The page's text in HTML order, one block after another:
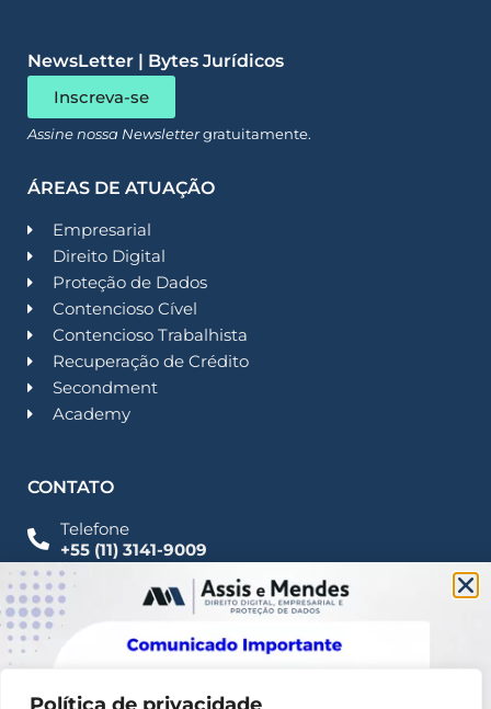
NewsLetter | Bytes Jurídicos
Inscreva-se
Assine nossa Newslettergratuitamente.
ÁREAS DE ATUAÇÃO
Empresarial
Direito Digital
Proteção de Dados
Contencioso Cível
Contencioso Trabalhista
Recuperação de Crédito
Secondment
Academy
CONTATO
Telefone
+55 (11) 3141-9009
Imprensa
Fale Conosco
contato@assisemendes.com.br
Alameda Santos, 1165 Paulista - CEP 01419-001 -
SP